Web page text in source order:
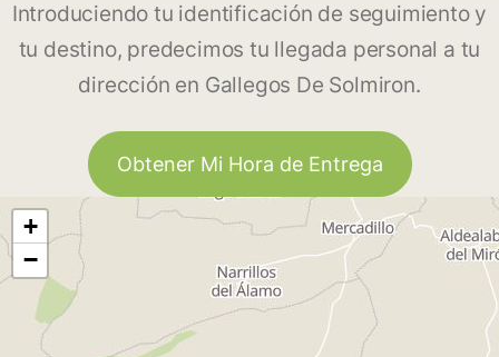
Introduciendo tu identificación de seguimiento y
tu destino, predecimos tu llegada personal a tu
dirección en Gallegos De Solmiron.
Obtener Mi Hora de Entrega
+
−